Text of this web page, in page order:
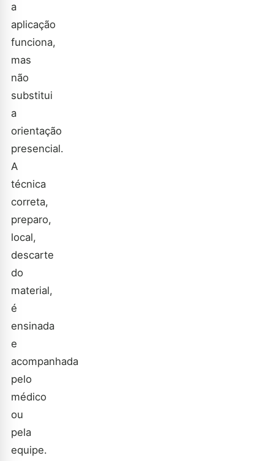
a
aplicação
funciona,
mas
não
substitui
a
orientação
presencial.
A
técnica
correta,
preparo,
local,
descarte
do
material,
é
ensinada
e
acompanhada
pelo
médico
ou
pela
equipe.